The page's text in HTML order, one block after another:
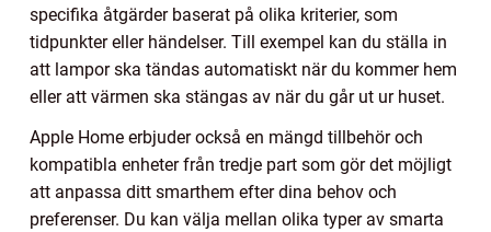
specifika åtgärder baserat på olika kriterier, som
tidpunkter eller händelser. Till exempel kan du ställa in
att lampor ska tändas automatiskt när du kommer hem
eller att värmen ska stängas av när du går ut ur huset.
Apple Home erbjuder också en mängd tillbehör och
kompatibla enheter från tredje part som gör det möjligt
att anpassa ditt smarthem efter dina behov och
preferenser. Du kan välja mellan olika typer av smarta